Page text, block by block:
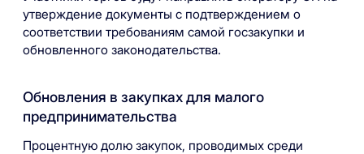
утверждение документы с подтверждением о
соответствии требованиям самой госзакупки и
обновленного законодательства.
Обновления в закупках для малого
предпринимательства
Процентную долю закупок, проводимых среди